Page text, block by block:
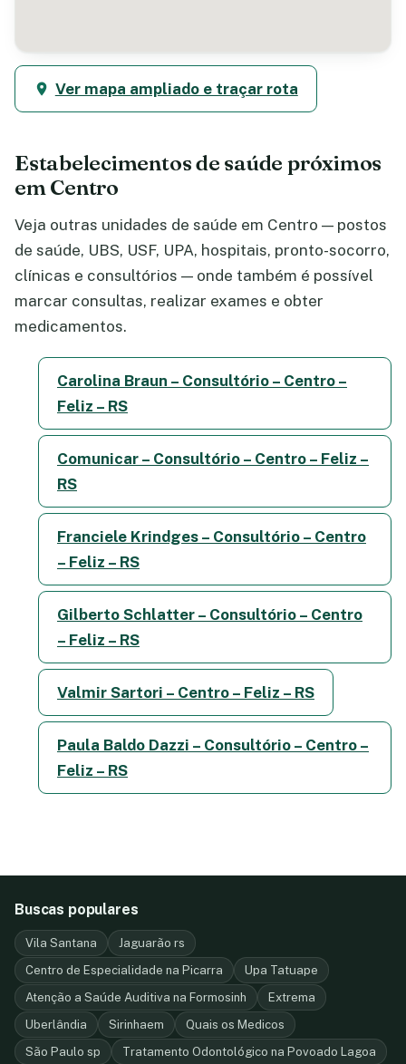
Ver mapa ampliado e traçar rota
Estabelecimentos de saúde próximos
em Centro
Veja outras unidades de saúde em Centro — postos
de saúde, UBS, USF, UPA, hospitais, pronto-socorro,
clínicas e consultórios — onde também é possível
marcar consultas, realizar exames e obter
medicamentos.
Carolina Braun – Consultório – Centro –
Feliz – RS
Comunicar – Consultório – Centro – Feliz –
RS
Franciele Krindges – Consultório – Centro
– Feliz – RS
Gilberto Schlatter – Consultório – Centro
– Feliz – RS
Valmir Sartori – Centro – Feliz – RS
Paula Baldo Dazzi – Consultório – Centro –
Feliz – RS
Buscas populares
Vila Santana
Jaguarão rs
Centro de Especialidade na Picarra
Upa Tatuape
Atenção a Saúde Auditiva na Formosinh
Extrema
Uberlândia
Sirinhaem
Quais os Medicos
São Paulo sp
Tratamento Odontológico na Povoado Lagoa